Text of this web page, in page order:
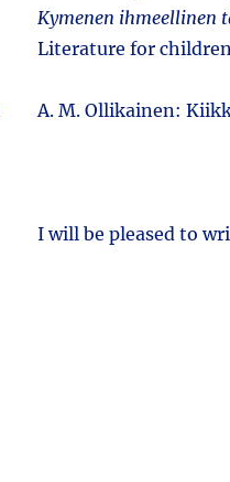
Kymenen ihmeellinen
Literature for
A. M. Ollikainen:
I will be pleased to